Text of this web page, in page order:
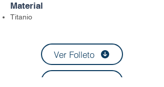
Material
Titanio
Ver Folleto